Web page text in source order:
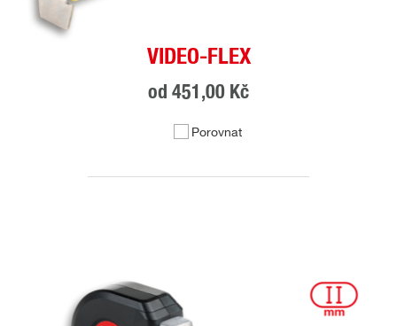
VIDEO-FLEX
od 451,00 Kč
Porovnat